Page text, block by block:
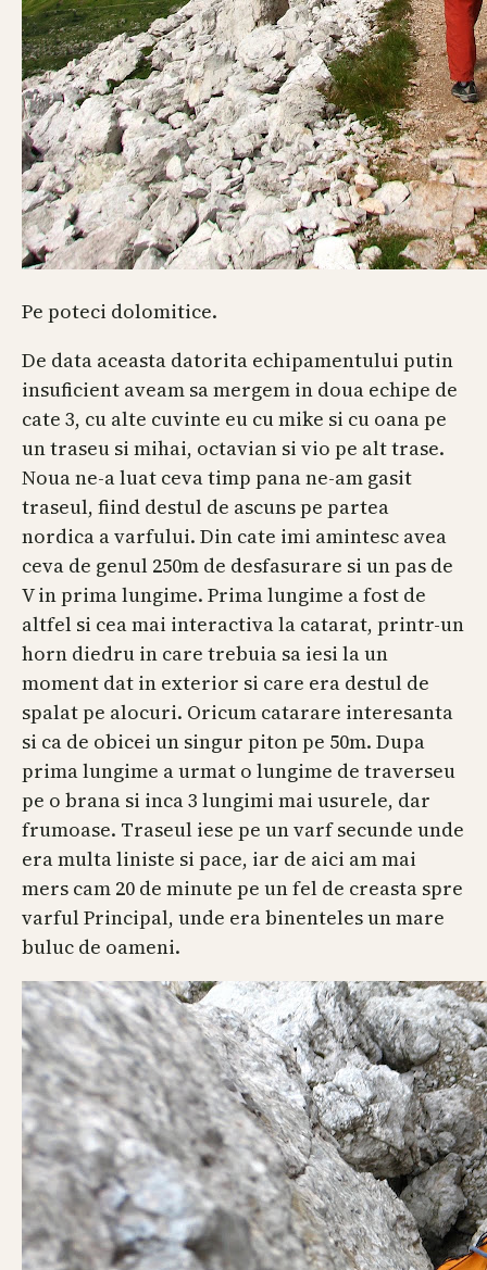
Pe poteci dolomitice.
De data aceasta datorita echipamentului putin
insuficient aveam sa mergem in doua echipe de
cate 3, cu alte cuvinte eu cu mike si cu oana pe
un traseu si mihai, octavian si vio pe alt trase.
Noua ne-a luat ceva timp pana ne-am gasit
traseul, fiind destul de ascuns pe partea
nordica a varfului. Din cate imi amintesc avea
ceva de genul 250m de desfasurare si un pas de
V in prima lungime. Prima lungime a fost de
altfel si cea mai interactiva la catarat, printr-un
horn diedru in care trebuia sa iesi la un
moment dat in exterior si care era destul de
spalat pe alocuri. Oricum catarare interesanta
si ca de obicei un singur piton pe 50m. Dupa
prima lungime a urmat o lungime de traverseu
pe o brana si inca 3 lungimi mai usurele, dar
frumoase. Traseul iese pe un varf secunde unde
era multa liniste si pace, iar de aici am mai
mers cam 20 de minute pe un fel de creasta spre
varful Principal, unde era binenteles un mare
buluc de oameni.